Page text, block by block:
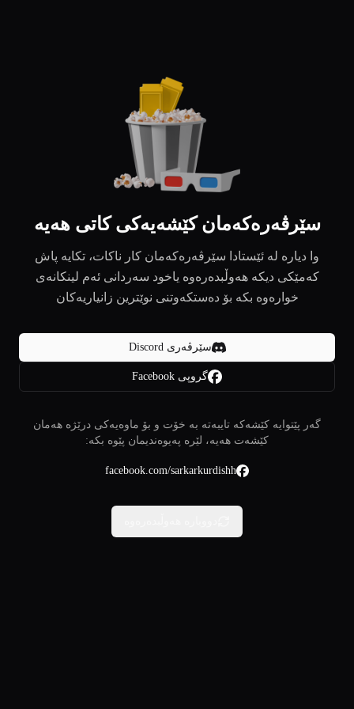
سێرڤەرەکەمان کێشەیەکی کاتی هەیە
وا دیارە لە ئێستادا سێرڤەرەکەمان کار ناکات، تکایە پاش
کەمێکی دیکە هەوڵبدەرەوە یاخود سەردانی ئەم لینکانەی
خوارەوە بکە بۆ دەستکەوتنی نوێترین زانیاریەکان
سێرڤەری Discord
گروپی Facebook
گەر پێتوایە کێشەکە تایبەتە بە خۆت و بۆ ماوەیەکی درێژە هەمان
کێشەت هەیە، لێرە پەیوەندیمان پێوە بکە:
facebook.com/sarkarkurdishh